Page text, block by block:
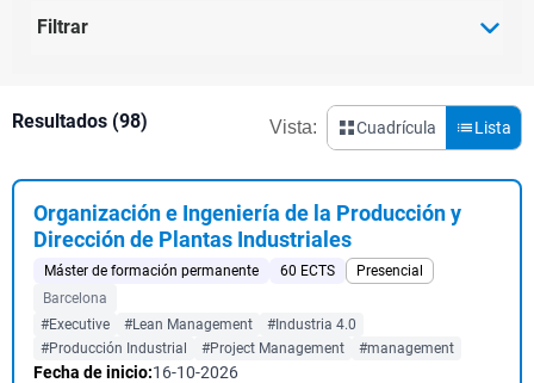
Filtrar
Resultados (98) Vista: Cuadrícula Lista
Organización e Ingeniería de la Producción y
Dirección de Plantas Industriales
Máster de formación permanente 60 ECTS
Presencial
Barcelona
#Executive
#Lean Management
#Industria 4.0
#Producción Industrial
#Project Management #management
Fecha de inicio:16-10-2026